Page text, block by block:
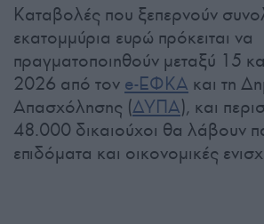
Καταβολές που ξεπερνούν
εκατομμύρια ευρώ πρόκειται να
πραγματοποιηθούν μεταξύ 15
2026 από τον e-ΕΦΚΑ και τη
Απασχόλησης (ΔΥΠΑ), και
48.000 δικαιούχοι θα λάβουν
επιδόματα και οικονομικές